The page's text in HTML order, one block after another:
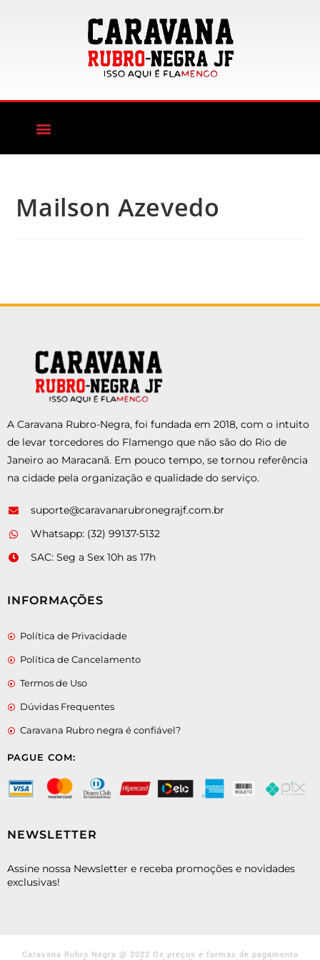
Mailson Azevedo
A Caravana Rubro-Negra, foi fundada em 2018, com o intuito
de levar torcedores do Flamengo que não são do Rio de
Janeiro ao Maracanã. Em pouco tempo, se tornou referência
na cidade pela organização e qualidade do serviço.
suporte@caravanarubronegrajf.com.br
Whatsapp: (32) 99137-5132
SAC: Seg a Sex 10h as 17h
INFORMAÇÕES
Política de Privacidade
Política de Cancelamento
Termos de Uso
Dúvidas Frequentes
Caravana Rubro negra é confiável?
PAGUE COM:
NEWSLETTER
Assine nossa Newsletter e receba promoções e novidades
exclusivas!
Caravana Rubro Negra @ 2022 Os preços e formas de pagamento